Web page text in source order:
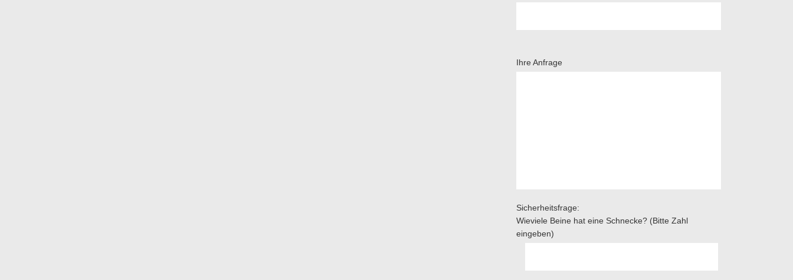
Ihre Anfrage
Sicherheitsfrage:
Wieviele Beine hat eine Schnecke? (Bitte Zahl
eingeben)